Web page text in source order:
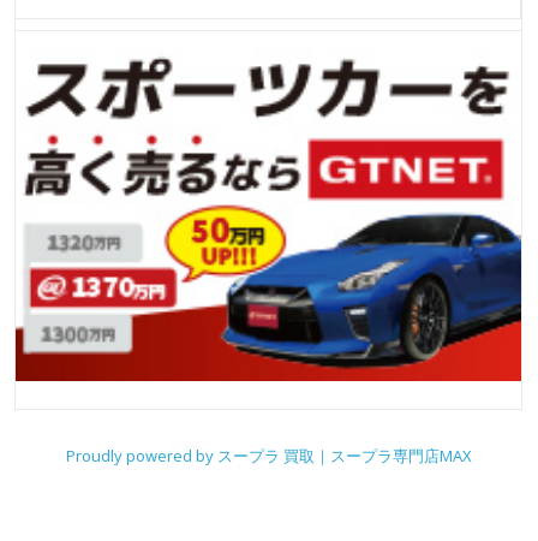
Proudly powered by スープラ 買取｜スープラ専門店MAX